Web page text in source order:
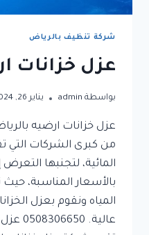
شركة تنظيف بالرياض
عزل خزانات
بواسطة admin يناير 26, 2024
عزل خزانات ارضيه
من كبرى الشركات التي
المائية، لتجنبها التعرض
بالأسعار المناسبة،
المياه ونقوم بعزل